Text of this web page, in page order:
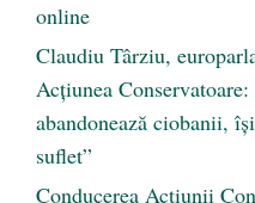
online
Claudiu Târziu,
Acțiunea
abandonează ciobanii,
suflet”
Conducerea Acțiunii